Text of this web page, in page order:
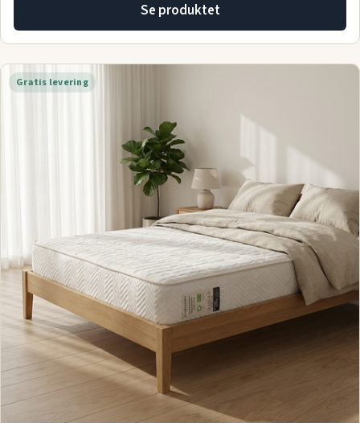
Se produktet
Gratis levering